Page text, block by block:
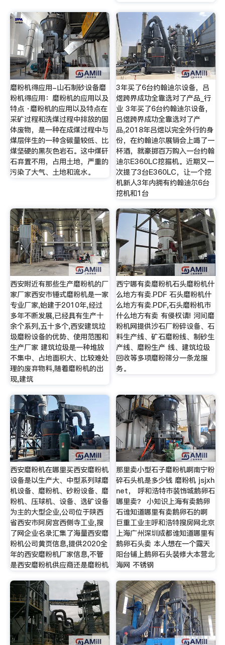
磨粉机得应用-山石制砂设备磨
粉机得应用：磨粉机的应用以及
特点 ·磨粉机的应用以及特点在
采矿过程和洗煤过程中排放的固
体废物，是一种在成煤过程中与
煤层伴生的一种含碳量较低、比
煤坚硬的黑灰色岩石。这中煤矸
石弃置不用，占用土地，严重的
污染了大气、土地和流水。
3年买了6台约翰迪尔设备，吕
煜跨界成功全靠选对了产品_行
业 3年买了6台约翰迪尔设备，
吕煜跨界成功全靠选对了产
品,2018年吕煜以完全外行的身
份，在约翰迪尔展销会上喝了一
杯酒，就豪掷百万购入一台约翰
迪尔E360LC挖掘机。近期又一
次提了3台E360LC，让一个挖
机新人3年内拥有约翰迪尔6台
挖机和1台
西安附近有那些生产磨粉机的厂
家厂家西安市锤式磨粉机是一家
专业厂家,始建于2010年,经过
多年不断发展,已经具有生产十
余个系列,五十多个,西安建筑垃
圾磨粉设备的优势、使用范围和
生产厂家 建筑垃圾是一种堆放
不集中、占地面积大、比较难处
理的废弃物料,随着磨粉机的出
现,建筑
西宁哪有卖磨粉机石头磨粉机什
么地方有卖.PDF 石头磨粉机什
么地方有卖.PDF,石头磨粉机市
什么地方有卖 有侵权请! 河间磨
粉机网提供沙石厂粉碎设备、石
料生产线、矿石磨粉线、制砂生
产线、磨粉生产 线、建筑垃圾
回收等多项磨粉筛分一条龙服
务。
西安磨粉机在哪里买西安磨粉机
设备是以生产大、中型系列球磨
机设备、磨粉机、砂粉设备、磨
粉机、压球机、设备、选矿设备
为主的大型企业,公司位于陕西
省西安市阿房宫西侧寺工业,搜
了网企业名录汇集了海量西安磨
粉机公司黄页信息,提供2020全
年的西安磨粉机厂家信息,不管
是西安磨粉机供应商还是磨粉机
那里卖小型石子磨粉机啊南宁粉
碎石头机是多少钱 磨粉机 jsjxh
net， 呼和浩特市装饰城鹅卵石
哪里卖？ 小知识上海有卖鹅卵
石谁知道哪里有卖鹅卵石的啊
巨重工业主呼和浩特搜房网北京
上海广州深圳成都谁知道哪里有
鹅卵石头卖 本人想在一个露天
阳台铺上鹅卵石头装修大本营北
海网 不锈钢